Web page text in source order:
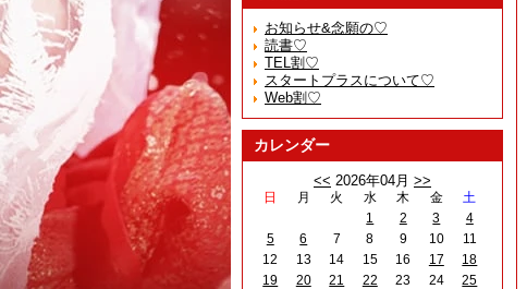
お知らせ&念願の♡
読書♡
TEL割♡
スタートプラスについて♡
Web割♡
カレンダー
<< 2026年04月 >>
日 月 火 水 木 金
土
1
2 3
4
5
6 7 8 9 10
11
12
13 14 15 16 17
18
19
20 21 22 23 24
25